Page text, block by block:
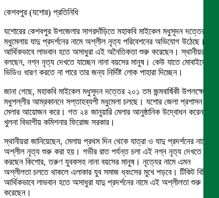
কেশবপুর (যশোর) প্রতিনিধি
যশোরের কেশবপুর উপজেলার সাগরদাঁড়িতে মহাকবি মাইকেল মধুসূদন দত্তের
মধুমেলায় যাদু প্রদর্শনের নামে অশ্লীল নৃত্য পরিবেশনের অভিযোগ উঠেছে।
আর্থিকভাবে লাভবান হতে অসাধুরা এই অনৈতিকতা শুরু করেছেন। স্থানীয়রা
বলছেন, নগ্ন নৃত্য দেখতে যাচ্ছেন নানা বয়সের মানুষ। কেউ যাতে মোবাইলে
ভিডিও ধারণ করতে না পারে তার জন্য নির্দিষ্ট লোক পাহারা দিচ্ছেন।
জানা গেছে, মহাকবি মাইকেল মধুসূদন দত্তের ২০১ তম জন্মবার্ষিকী উপলক্ষে
মধুপল্লীর আম্রকাননে সপ্তাহব্যপী মধুমেলা চলছে। যশোর জেলা প্রশাসন এই
মেলার আয়োজন করে। গত ২৪ জানুয়ারি মেলার আনুষ্ঠানিক উদ্বোধন করেন
খুলনা বিভাগীয় কমিশনার ফিরোজ সরকার।
স্থানীয়রা জানিয়েছেন, মেলায় প্রথম দিন থেকে যাত্রা ও যাদু প্রদর্শনের নামে
অশ্লীল নৃত্য শুরু করা হয়। গভীর রাত পর্যন্ত চলা এই নগ্ন নৃত্য দেখতে ভিড়
করছেন কিশোর, তরুণ যুবকসহ নানা বয়সের মানুষ। নৃত্যের নামে এমন
অশ্লীলতা চলতে থাকলে এলাকার যুব সমাজ ধ্বংসের মুখে পড়বে। টিকিট বিক্রি
আর্থিকভাবে লাভবান হতে অসাধুরা যাদু প্রদর্শনের নামে এই অশ্লীলতা শুরু
করেছেন।